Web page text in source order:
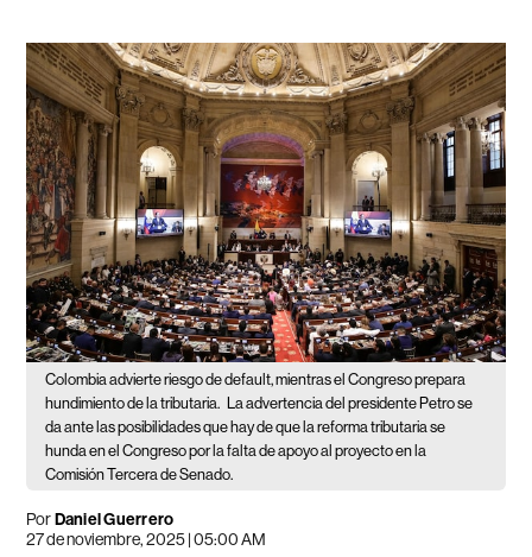
Colombia advierte riesgo de default, mientras el Congreso prepara
hundimiento de la tributaria.
La advertencia del presidente Petro se
da ante las posibilidades que hay de que la reforma tributaria se
hunda en el Congreso por la falta de apoyo al proyecto en la
Comisión Tercera de Senado.
PorDaniel Guerrero
27 de noviembre, 2025 | 05:00 AM